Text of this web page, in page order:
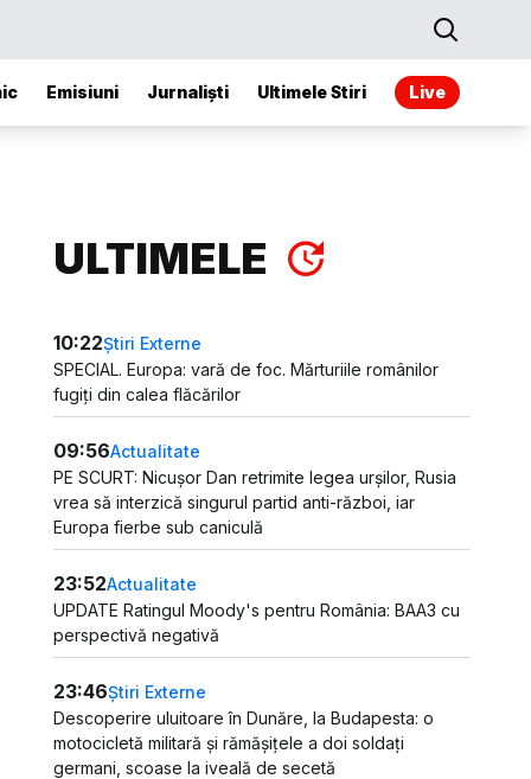
Emisiuni Jurnaliști Ultimele Stiri Live
ULTIMELE
10:22Știri Externe
SPECIAL. Europa: vară de foc. Mărturiile românilor
fugiți din calea flăcărilor
09:56Actualitate
PE SCURT: Nicușor Dan retrimite legea urșilor, Rusia
vrea să interzică singurul partid anti-război, iar
Europa fierbe sub caniculă
23:52Actualitate
UPDATE Ratingul Moody's pentru România: BAA3 cu
perspectivă negativă
23:46Știri Externe
Descoperire uluitoare în Dunăre, la Budapesta: o
motocicletă militară și rămășițele a doi soldați
germani, scoase la iveală de secetă